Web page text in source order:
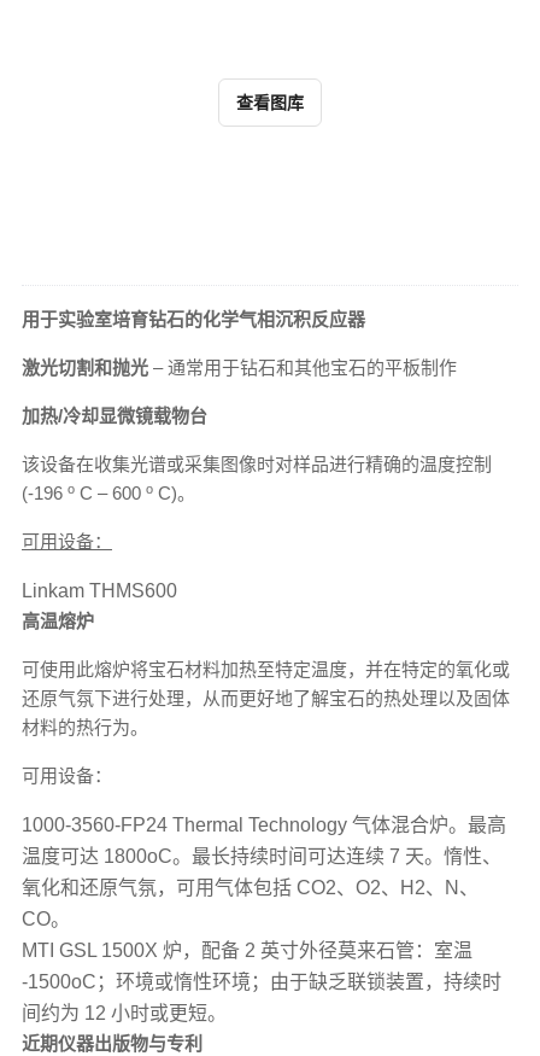
查看图库
用于实验室培育钻石的化学气相沉积反应器
激光切割和抛光 – 通常用于钻石和其他宝石的平板制作
加热/冷却显微镜载物台
该设备在收集光谱或采集图像时对样品进行精确的温度控制
(-196 o C – 600 o C)。
可用设备：
Linkam THMS600
高温熔炉
可使用此熔炉将宝石材料加热至特定温度，并在特定的氧化或
还原气氛下进行处理，从而更好地了解宝石的热处理以及固体
材料的热行为。
可用设备：
1000-3560-FP24 Thermal Technology 气体混合炉。最高
温度可达 1800oC。最长持续时间可达连续 7 天。惰性、
氧化和还原气氛，可用气体包括 CO2、O2、H2、N、
CO。
MTI GSL 1500X 炉，配备 2 英寸外径莫来石管：室温
-1500oC；环境或惰性环境；由于缺乏联锁装置，持续时
间约为 12 小时或更短。
近期仪器出版物与专利